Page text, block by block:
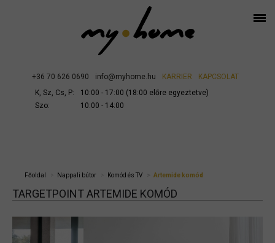
+36 70 626 0690 info@myhome.hu KARRIER
KAPCSOLAT
K, Sz, Cs, P:
10:00 - 17:00 (18:00 előre egyeztetve)
Szo:
10:00 - 14:00
Főoldal Nappali bútor Komód és TV Artemide komód
TARGETPOINT ARTEMIDE KOMÓD